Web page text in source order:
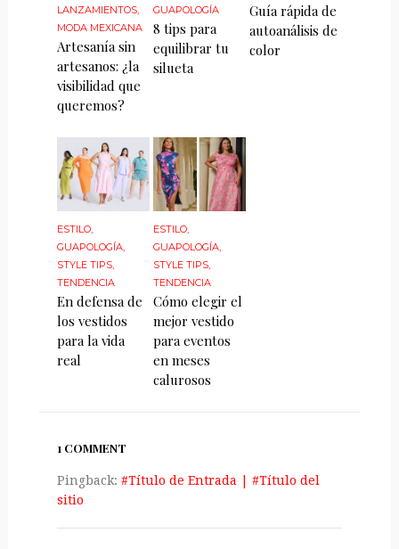
LANZAMIENTOS,
MODA MEXICANA
Artesanía sin
artesanos: ¿la
visibilidad que
queremos?
GUAPOLOGÍA
8 tips para
equilibrar tu
silueta
Guía rápida de
autoanálisis de
color
ESTILO,
GUAPOLOGÍA,
STYLE TIPS,
TENDENCIA
En defensa de
los vestidos
para la vida
real
ESTILO,
GUAPOLOGÍA,
STYLE TIPS,
TENDENCIA
Cómo elegir el
mejor vestido
para eventos
en meses
calurosos
1 COMMENT
Pingback: #Título de Entrada | #Título del
sitio